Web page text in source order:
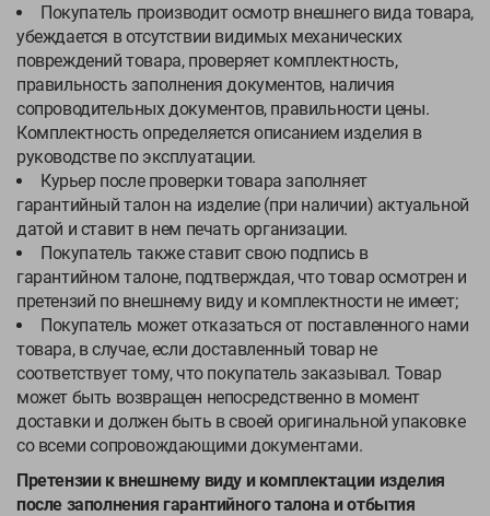
Покупатель производит осмотр внешнего вида товара,
убеждается в отсутствии видимых механических
повреждений товара, проверяет комплектность,
правильность заполнения документов, наличия
сопроводительных документов, правильности цены.
Комплектность определяется описанием изделия в
руководстве по эксплуатации.
Курьер после проверки товара заполняет
гарантийный талон на изделие (при наличии) актуальной
датой и ставит в нем печать организации.
Покупатель также ставит свою подпись в
гарантийном талоне, подтверждая, что товар осмотрен и
претензий по внешнему виду и комплектности не имеет;
Покупатель может отказаться от поставленного нами
товара, в случае, если доставленный товар не
соответствует тому, что покупатель заказывал. Товар
может быть возвращен непосредственно в момент
доставки и должен быть в своей оригинальной упаковке
со всеми сопровождающими документами.
Претензии к внешнему виду и комплектации изделия
после заполнения гарантийного талона и отбытия